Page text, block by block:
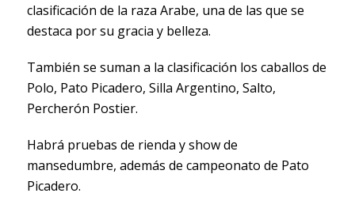
clasificación de la raza Arabe, una de las que se
destaca por su gracia y belleza.
También se suman a la clasificación los caballos de
Polo, Pato Picadero, Silla Argentino, Salto,
Percherón Postier.
Habrá pruebas de rienda y show de
mansedumbre, además de campeonato de Pato
Picadero.